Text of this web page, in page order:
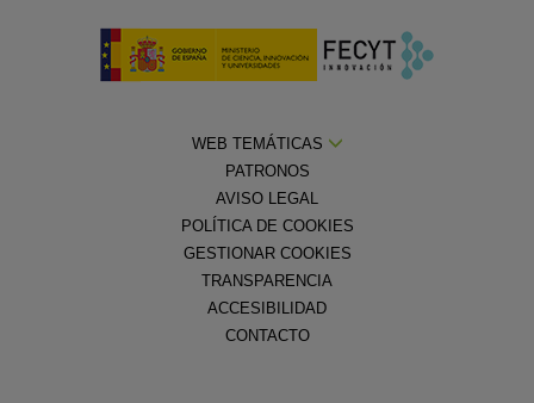
WEB TEMÁTICAS
PATRONOS
AVISO LEGAL
POLÍTICA DE COOKIES
GESTIONAR COOKIES
TRANSPARENCIA
ACCESIBILIDAD
CONTACTO